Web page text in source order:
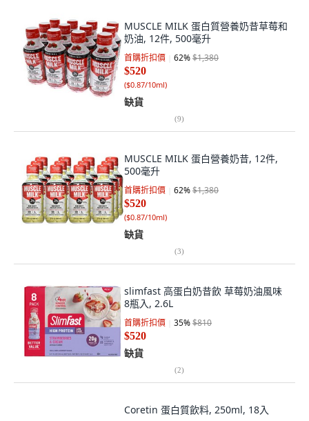
MUSCLE MILK 蛋白質營養奶昔草莓和
奶油, 12件, 500毫升
首購折扣價 62%$1,380
$520
($0.87/10ml)
缺貨
(9)
MUSCLE MILK 蛋白營養奶昔, 12件,
500毫升
首購折扣價 62%$1,380
$520
($0.87/10ml)
缺貨
(3)
slimfast 高蛋白奶昔飲 草莓奶油風味
8瓶入, 2.6L
首購折扣價 35%$810
$520
缺貨
(2)
Coretin 蛋白質飲料, 250ml, 18入